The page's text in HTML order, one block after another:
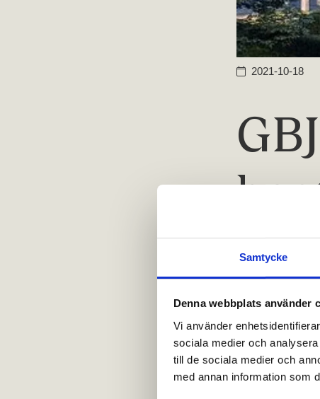
Samtycke
Denna webbplats använder
Vi använder
sociala medier och
till de sociala medier och
med annan information som
2021-10-18
G BJ Bygg
GBJ
SantHem, ett
och Båstad.